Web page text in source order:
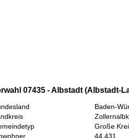
07435 - Albstadt (Albstadt-
Baden-
Große
44.431